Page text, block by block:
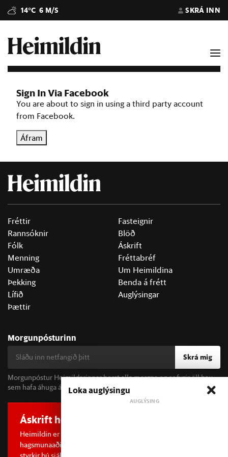
14°C 6 M/S SKRÁ INN
Sign In Via Facebook
You are about to sign in using a third party account
from Facebook.
Áfram
Fréttir
Rannsóknir
Fólk
Menning
Umræða
Þekking
Lífið
Þættir
Fasteignir
Blöð
Áskrift
Fréttabréf
Um Heimildina
Benda á frétt
Auglýsingar
Morgunpósturinn
Skrá mig
Morgunpóstur Heimildarinnar berst alla morgna og er fyrir öll þau
sem hafa áhuga á fréttum og þjóðfélagsumræðu.
Áskrift hefur áhrif
Heimildin er í dreifðu eignarhaldi og óháð
hagsmunaaðilum. Með því að kaupa áskrift að Heimildinni
Loka auglýsingu